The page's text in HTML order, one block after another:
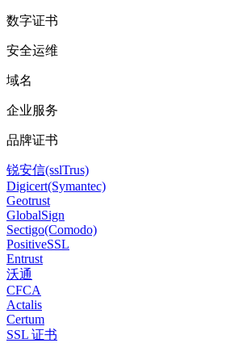
数字证书
安全运维
域名
企业服务
品牌证书
锐安信(sslTrus)
Digicert(Symantec)
Geotrust
GlobalSign
Sectigo(Comodo)
PositiveSSL
Entrust
沃通
CFCA
Actalis
Certum
SSL 证书